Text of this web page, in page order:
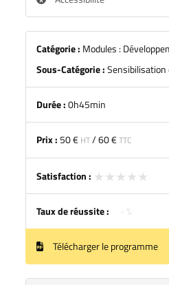
Catégorie : Modules :
Sous-Catégorie : Sensibilisation
Durée :0h45min
Prix : 50 € HT/60 €TTC
Satisfaction : ★★★★★
★★★★★
Taux de réussite :
Télécharger le programme